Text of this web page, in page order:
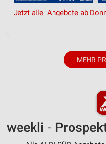
Jetzt alle "Angebote ab
MEHR
weekli -